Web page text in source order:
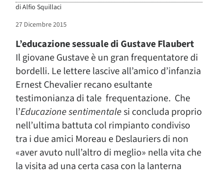
diAlfio Squillaci
27 Dicembre 2015
L’educazione sessuale di Gustave Flaubert
Il giovane Gustave è un gran frequentatore di
bordelli. Le lettere lascive all’amico d’infanzia
Ernest Chevalier recano esultante
testimonianza di tale frequentazione. Che
l’Educazione sentimentalesi concluda proprio
nell’ultima battuta col rimpianto condiviso
tra i due amici Moreau e Deslauriers di non
«aver avuto null’altro di meglio» nella vita che
la visita ad una certa casa con la lanterna